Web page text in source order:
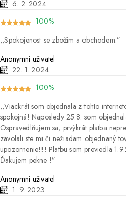
6. 2. 2024
100%
Spokojenost se zbožím a obchodem.
Anonymní uživatel
22. 1. 2024
100%
Viackrát som objednala z tohto
spokojná! Naposledy 25.8. som
Ospravedlňujem sa, prvýkrát platba
zavolali ste mi či nežiadam objednaný
upozornenie!!! Platbu som previedla
Ďakujem pekne !
Anonymní uživatel
1. 9. 2023